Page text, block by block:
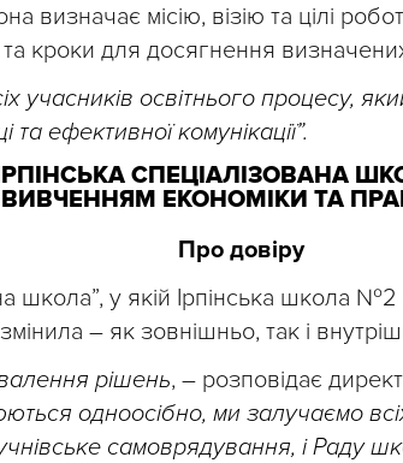
визначає місію, візію та цілі
кроки для досягнення
учасників освітнього процесу,
та ефективної комунікації”.
СПЕЦІАЛІЗОВАНА
ВИВЧЕННЯМ ЕКОНОМІКИ ТА
Про довіру
школа”, у якій Ірпінська школа №2
змінила – як зовнішньо, так і
рішень, – розповідає
одноосібно, ми залучаємо
самоврядування, і Раду